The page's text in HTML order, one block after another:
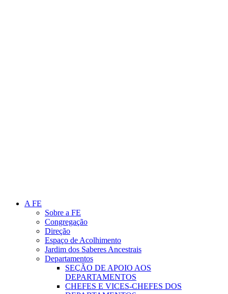
A FE
Sobre a FE
Congregação
Direção
Espaço de Acolhimento
Jardim dos Saberes Ancestrais
Departamentos
SEÇÃO DE APOIO AOS
DEPARTAMENTOS
CHEFES E VICES-CHEFES DOS